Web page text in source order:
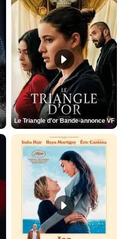
Le Triangle d'or Bande-annonce VF